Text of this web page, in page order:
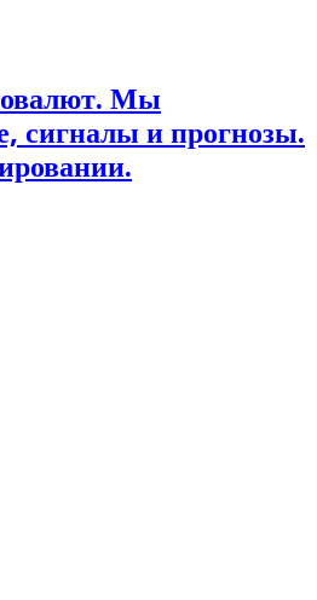
Мы
сигналы и прогнозы.